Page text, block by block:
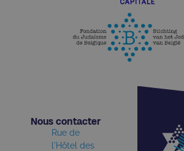
Nous contacter​
Rue de
l'Hôtel des